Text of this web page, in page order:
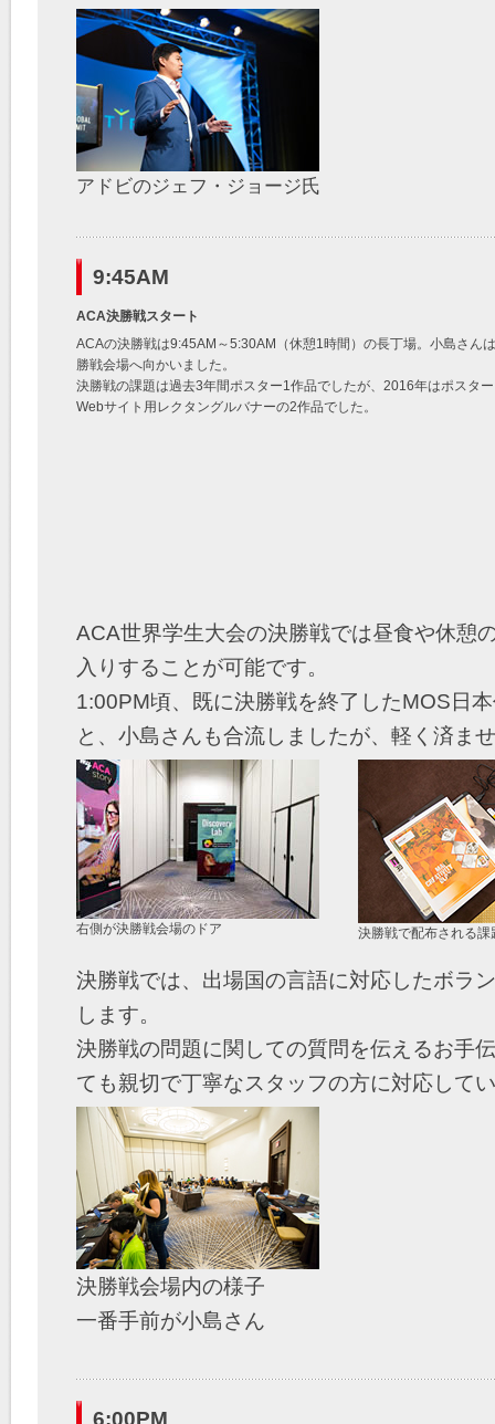
アドビのジェフ・ジョージ氏
9:45AM
ACA決勝戦スタート
ACAの決勝戦は9:45AM～5:30AM（休憩1時間）の長丁場。小島さん
勝戦会場へ向かいました。
決勝戦の課題は過去3年間ポスター1作品でしたが、2016年はポスタ
Webサイト用レクタングルバナーの2作品でした。
ACA世界学生大会の決勝戦では昼食や休憩
入りすることが可能です。
1:00PM頃、既に決勝戦を終了したMOS日
と、小島さんも合流しましたが、軽く済ま
右側が決勝戦会場のドア 決勝戦で配布される課
決勝戦では、出場国の言語に対応したボラ
します。
決勝戦の問題に関しての質問を伝えるお手
ても親切で丁寧なスタッフの方に対応して
決勝戦会場内の様子
一番手前が小島さん
6:00PM